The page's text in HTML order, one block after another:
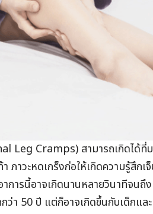
Leg Cramps) สามารถเกิดได้
า ภาวะหดเกร็งก่อให้เกิดความรู้สึก
การนี้อาจเกิดนานหลายวินาทีจนถึ
า 50 ปี แต่ก็อาจเกิดขึ้นกับเด็กแล